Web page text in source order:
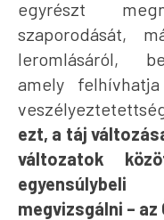
egyrészt
szaporodását,
leromlásáról,
amely
ezt, a táj
változatok
megvizsgálni – az